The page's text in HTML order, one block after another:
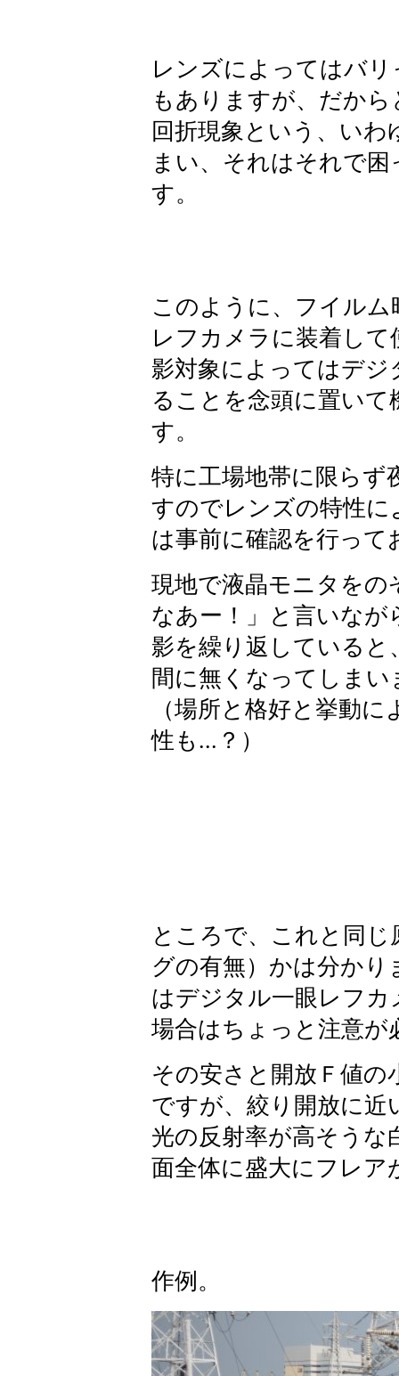
レンズによってはバ
もありますが、だか
回折現象という、い
まい、それはそれで
す。
このように、フイル
レフカメラに装着し
影対象によってはデジ
ることを念頭に置い
す。
特に工場地帯に限らず
すのでレンズの特性
は事前に確認を行って
現地で液晶モニタを
なあー！」と言いな
影を繰り返していると
間に無くなってしま
（場所と格好と挙動
性も...？）
ところで、これと同
グの有無）かは分かり
はデジタル一眼レフ
場合はちょっと注意
その安さと開放Ｆ値
ですが、絞り開放に近
光の反射率が高そうな
面全体に盛大にフレ
作例。